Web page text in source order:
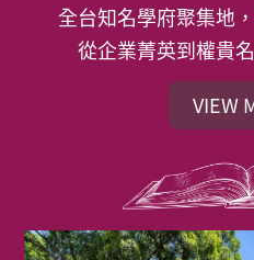
全台知名學府聚集地
從企業菁英到權貴
VIEW